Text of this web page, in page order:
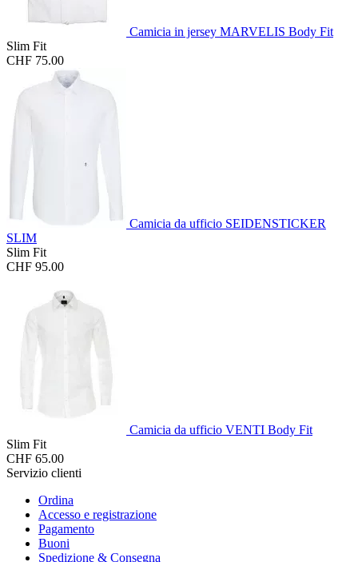
Camicia in jersey MARVELIS Body Fit
Slim Fit
CHF 75.00
Camicia da ufficio SEIDENSTICKER
SLIM
Slim Fit
CHF 95.00
Camicia da ufficio VENTI Body Fit
Slim Fit
CHF 65.00
Servizio clienti
Ordina
Accesso e registrazione
Pagamento
Buoni
Spedizione & Consegna